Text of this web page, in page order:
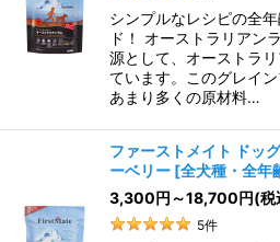
シンプルなレシピの全
ド！ オーストラリアン
源として、オーストラ
ています。このグレイ
あまり多くの原材料…
ファーストメイト ドッ
ーベリー [全犬種・全年
3,300円 ～18,700円(税
5件